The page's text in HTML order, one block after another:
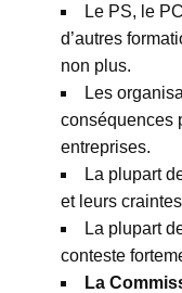
Le PS, le
d’autres
non plus.
Les
conséquences
entreprises.
La plupart
et leurs
La plupart
conteste
La